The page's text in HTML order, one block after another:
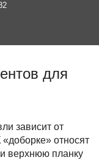
для
зависит от
относят
верхнюю планку